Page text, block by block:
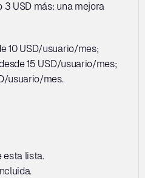
USD más: una mejora
10 USD/usuario/mes;
15 USD/usuario/mes;
usuario/mes.
esta lista.